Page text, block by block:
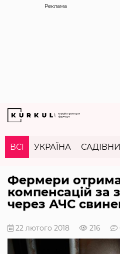
Реклама
ВСІ УКРАЇНА
Фермери
компенсацій за
через АЧС
22 лютого 2018 216